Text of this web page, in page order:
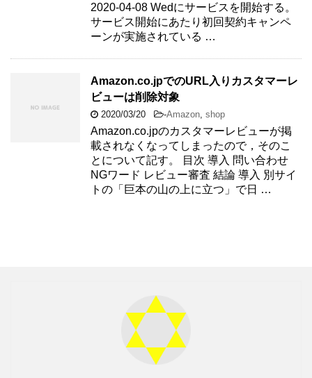
2020-04-08 Wedにサービスを開始する。
サービス開始にあたり初回契約キャンペ
ーンが実施されている …
Amazon.co.jpでのURL入りカスタマーレ
ビューは削除対象
2020/03/20 -Amazon shop
Amazon.co.jpのカスタマーレビューが掲
載されなくなってしまったので，そのこ
とについて記す。 目次 導入 問い合わせ
NGワード レビュー審査 結論 導入 別サイ
トの「巨本の山の上に立つ」で日 …